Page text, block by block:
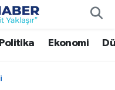
Politika Ekonomi